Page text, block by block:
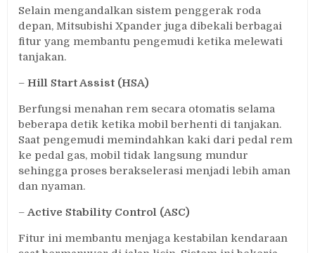
Selain mengandalkan sistem penggerak roda
depan, Mitsubishi Xpander juga dibekali berbagai
fitur yang membantu pengemudi ketika melewati
tanjakan.
–Hill Start Assist (HSA)
Berfungsi menahan rem secara otomatis selama
beberapa detik ketika mobil berhenti di tanjakan.
Saat pengemudi memindahkan kaki dari pedal rem
ke pedal gas, mobil tidak langsung mundur
sehingga proses berakselerasi menjadi lebih aman
dan nyaman.
–Active Stability Control (ASC)
Fitur ini membantu menjaga kestabilan kendaraan